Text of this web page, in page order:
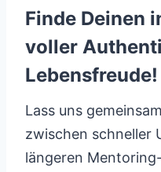
Finde Deinen
voller
Lebensfreude!
Lass uns
zwischen schneller
längeren